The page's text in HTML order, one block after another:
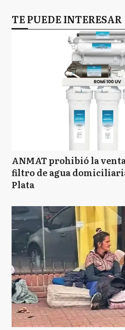
TE PUEDE INTERESAR
ANMAT prohibió la
filtro de agua
Plata